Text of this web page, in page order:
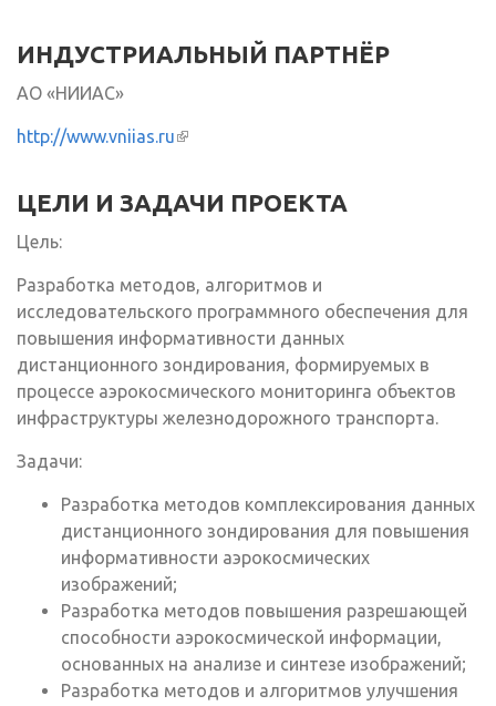
ИНДУСТРИАЛЬНЫЙ ПАРТНЁР
АО «НИИАС»
http://www.vniias.ru(внешняя ссылка)
ЦЕЛИ И ЗАДАЧИ ПРОЕКТА
Цель:
Разработка методов, алгоритмов и
исследовательского программного обеспечения для
повышения информативности данных
дистанционного зондирования, формируемых в
процессе аэрокосмического мониторинга объектов
инфраструктуры железнодорожного транспорта.
Задачи:
Разработка методов комплексирования данных
дистанционного зондирования для повышения
информативности аэрокосмических
изображений;
Разработка методов повышения разрешающей
способности аэрокосмической информации,
основанных на анализе и синтезе изображений;
Разработка методов и алгоритмов улучшения